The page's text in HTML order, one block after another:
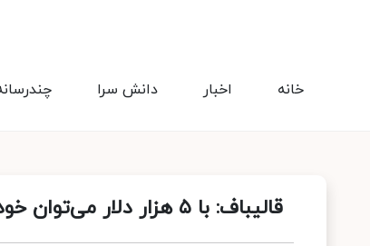
دانش سرا اخبار خانه
قالیباف: با ۵ هزار دلار می‌توان خودرو با کیفیت بسیار عالی وارد کرد